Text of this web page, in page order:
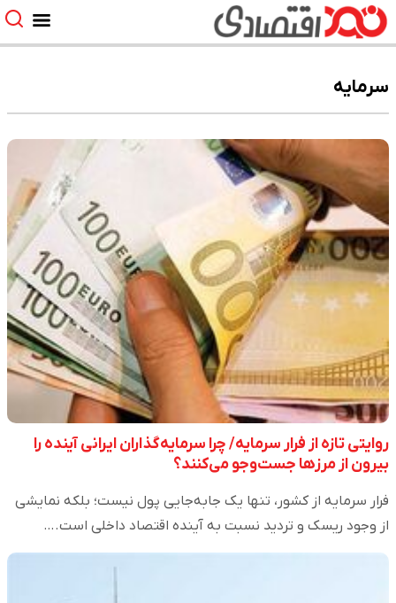
سرمایه
روایتی تازه‌ از فرار سرمایه/ چرا سرمایه‌گذاران ایرانی آینده را
بیرون از مرزها جست‌وجو می‌کنند؟
فرار سرمایه از کشور، تنها یک جابه‌جایی پول نیست؛ بلکه نمایشی
از وجود ریسک و تردید نسبت به آینده اقتصاد داخلی است.…